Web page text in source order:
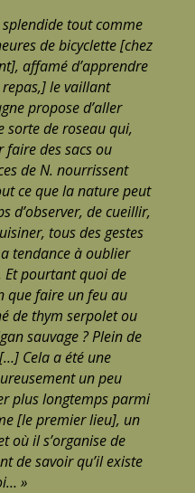
tout comme
de bicyclette [chez
affamé d’apprendre
le vaillant
propose d’aller
sorte de roseau qui,
faire des sacs ou
de N. nourrissent
ce que la nature peut
d’observer, de cueillir,
tous des gestes
tendance à oublier
Et pourtant quoi de
que faire un feu au
de thym serpolet ou
sauvage ? Plein de
Cela a été une
un peu
plus longtemps parmi
[le premier lieu], un
où il s’organise de
de savoir qu’il existe
»